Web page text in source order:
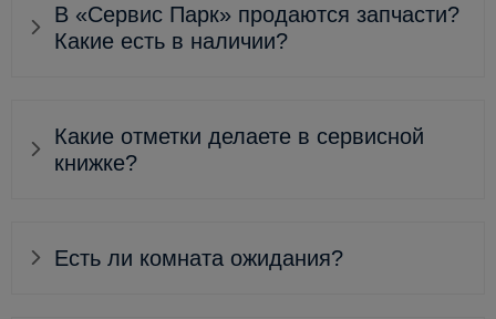
В «Сервис Парк» продаются запчасти?
Какие есть в наличии?
Какие отметки делаете в сервисной
книжке?
Есть ли комната ожидания?